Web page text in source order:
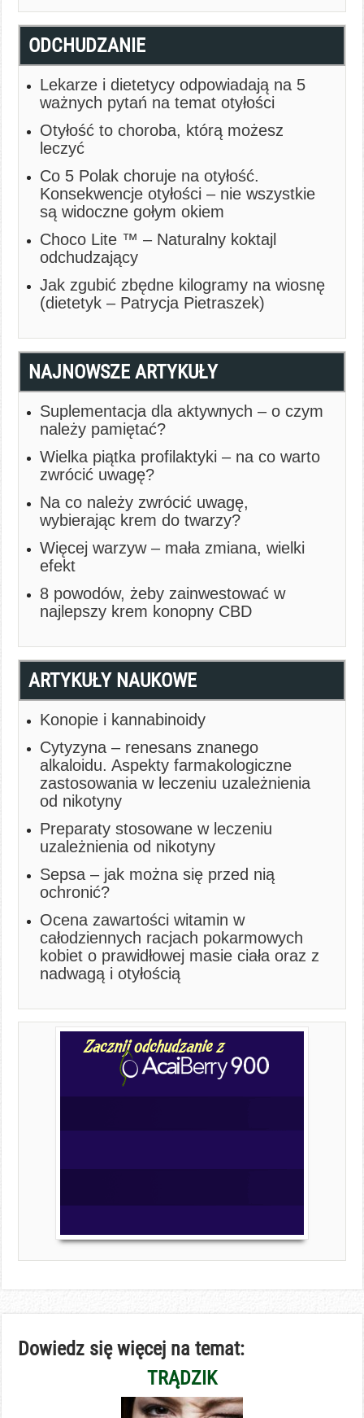
ODCHUDZANIE
Lekarze i dietetycy odpowiadają na 5
ważnych pytań na temat otyłości
Otyłość to choroba, którą możesz
leczyć
Co 5 Polak choruje na otyłość.
Konsekwencje otyłości – nie wszystkie
są widoczne gołym okiem
Choco Lite ™ – Naturalny koktajl
odchudzający
Jak zgubić zbędne kilogramy na wiosnę
(dietetyk – Patrycja Pietraszek)
NAJNOWSZE ARTYKUŁY
Suplementacja dla aktywnych – o czym
należy pamiętać?
Wielka piątka profilaktyki – na co warto
zwrócić uwagę?
Na co należy zwrócić uwagę,
wybierając krem do twarzy?
Więcej warzyw – mała zmiana, wielki
efekt
8 powodów, żeby zainwestować w
najlepszy krem konopny CBD
ARTYKUŁY NAUKOWE
Konopie i kannabinoidy
Cytyzyna – renesans znanego
alkaloidu. Aspekty farmakologiczne
zastosowania w leczeniu uzależnienia
od nikotyny
Preparaty stosowane w leczeniu
uzależnienia od nikotyny
Sepsa – jak można się przed nią
ochronić?
Ocena zawartości witamin w
całodziennych racjach pokarmowych
kobiet o prawidłowej masie ciała oraz z
nadwagą i otyłością
Dowiedz się więcej na temat:
TRĄDZIK